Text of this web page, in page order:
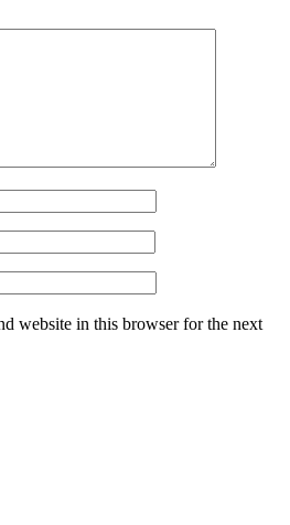
website in this browser for the next